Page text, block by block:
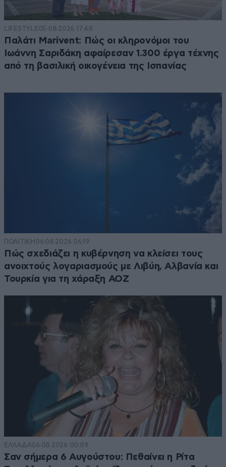
LIFESTYLE05·08·2026 17:48
Παλάτι Marivent: Πώς οι κληρονόμοι του
Ιωάννη Σαριδάκη αφαίρεσαν 1.300 έργα τέχνης
από τη βασιλική οικογένεια της Ισπανίας
ΠΟΛΙΤΙΚΗ 06·08·2026 06:19
Πώς σχεδιάζει η κυβέρνηση να κλείσει τους
ανοιχτούς λογαριασμούς με Λιβύη, Αλβανία και
Τουρκία για τη χάραξη ΑΟΖ
ΕΛΛΑΔΑ06·08·2026 00:09
Σαν σήμερα 6 Αυγούστου: Πεθαίνει η Ρίτα